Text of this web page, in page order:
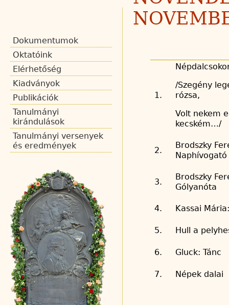
1.
/Szegény
rózsa,
Volt nekem
kecském…/
2.
Brodszky
Naphívogató
3.
Brodszky
Gólyanóta
4. Kassai
5. Hull a
6. Gluck: Tánc
7. Népek dalai
Dokumentumok
Oktatóink
Elérhetőség
Kiadványok
Publikációk
Tanulmányi
kirándulások
Tanulmányi versenyek
és eredmények